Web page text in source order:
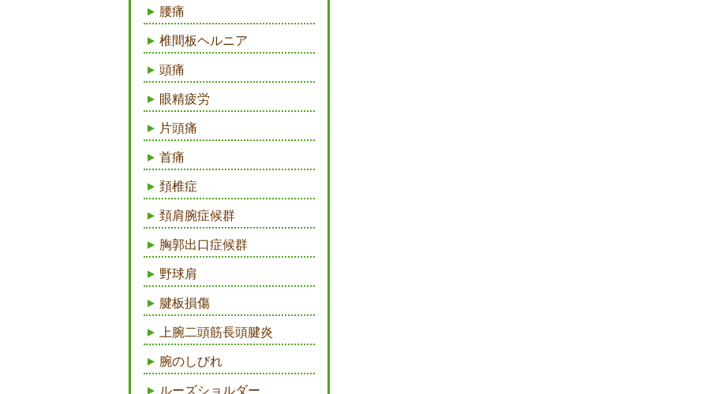
腰痛
椎間板ヘルニア
頭痛
眼精疲労
片頭痛
首痛
頚椎症
頚肩腕症候群
胸郭出口症候群
野球肩
腱板損傷
上腕二頭筋長頭腱炎
腕のしびれ
ルーズショルダー